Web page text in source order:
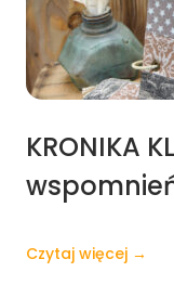
KRONIKA
Czytaj więcej →